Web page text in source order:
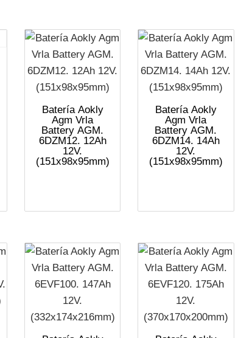
Batería Aokly
Agm Vrla
Battery AGM.
6DZM12. 12Ah
12V.
(151x98x95mm)
Batería Aokly
Agm Vrla
Battery AGM.
6DZM14. 14Ah
12V.
(151x98x95mm)